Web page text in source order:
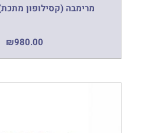
מרימבה (קסילופון
₪980.00